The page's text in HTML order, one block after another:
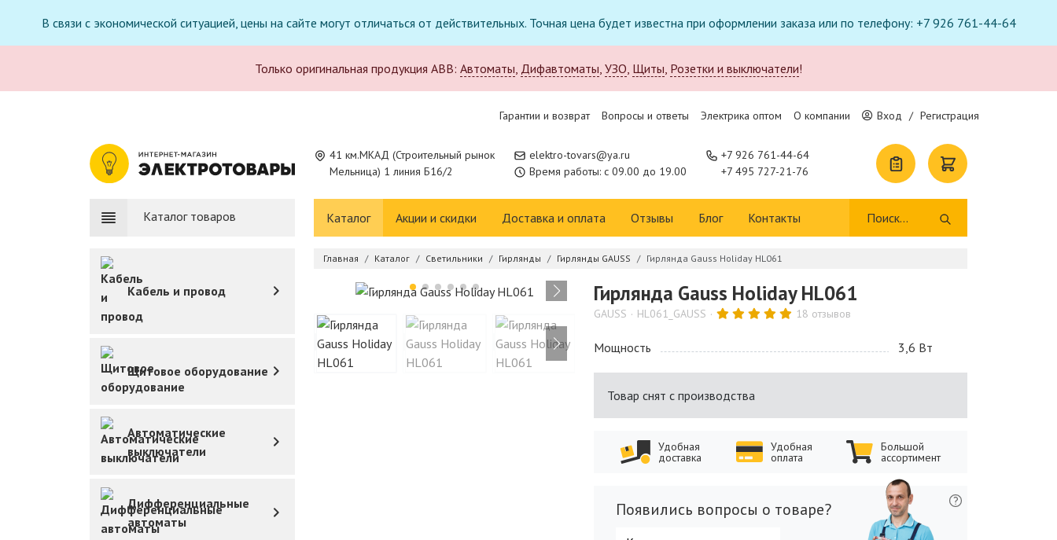
В связи с экономической ситуацией, цены на сайте могут отличаться от действительных. Точная цена будет известна при оформлении заказа или по телефону: +7 926 761-44-64
Только оригинальная продукция ABB: Автоматы, Дифавтоматы, УЗО, Щиты, Розетки и выключатели!
Гарантии и возврат Вопросы и ответы Электрика оптом О компании Вход / Регистрация
41 км.МКАД (Строительный рынок
Мельница) 1 линия Б16/2
elektro-tovars@ya.ru
Время работы: с 09.00 до 19.00
+7 926 761-44-64
+7 495 727-21-76
Каталог товаров Каталог Акции и скидки Доставка и оплата Отзывы Блог Контакты
Кабель и провод
Щитовое оборудование
Автоматические
выключатели
Дифференциальные
автоматы
Главная Каталог Светильники Гирлянды Гирлянды GAUSS Гирлянда Gauss Holiday HL061
Гирлянда Gauss Holiday HL061
GAUSS HL061_GAUSS 18 отзывов
Мощность 3,6 Bт
Товар снят с производства
Удобная
доставка
Удобная
оплата
Большой
ассортимент
Появились вопросы о товаре?